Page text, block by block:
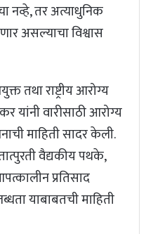
नव्हे, तर अत्याधुनिक
असल्याचा विश्वास
तथा राष्ट्रीय आरोग्य
वारीसाठी आरोग्य
माहिती सादर केली.
वैद्यकीय पथके,
प्रतिसाद
याबाबतची माहिती